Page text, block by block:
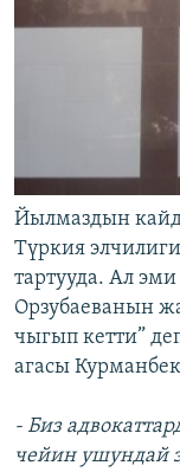
Йылмаздын
Түркия
тартууда. Ал
Орзубаеванын
чыгып кетти”
агасы
- Биз
чейин ушундай